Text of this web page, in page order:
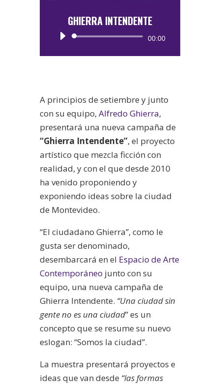
GHIERRA INTENDENTE
Reproductor
00:00
A principios de setiembre y junto
con su equipo, Alfredo Ghierra,
presentará una nueva campaña de
“Ghierra Intendente”, el proyecto
artístico que mezcla ficción con
realidad, y con el que desde 2010
ha venido proponiendo y
exponiendo ideas sobre la ciudad
de Montevideo.
“El ciudadano Ghierra”, como le
gusta ser denominado,
desembarcará en el Espacio de Arte
Contemporáneo junto con su
equipo, una nueva campaña de
Ghierra Intendente. “Una ciudad sin
gente no es una ciudad” es un
concepto que se resume su nuevo
eslogan: “Somos la ciudad”.
La muestra presentará proyectos e
ideas que van desde “las formas